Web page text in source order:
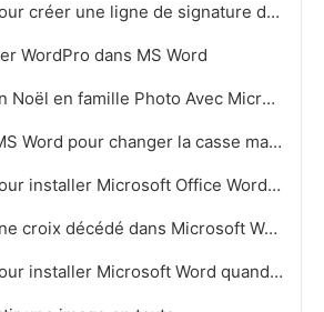
Comment faire pour créer une ligne de signature dans email sur Microsoft Word 2007
WordPro dans MS Word
Comment faire un Noël en famille Photo Avec Microsoft Word
Short Cut Dans MS Word pour changer la casse majuscules en minuscules
Comment faire pour installer Microsoft Office Word 97
Comment faire une croix décédé dans Microsoft Word
Comment faire pour installer Microsoft Word quand je suis en cliquant dessus mais rien ne se